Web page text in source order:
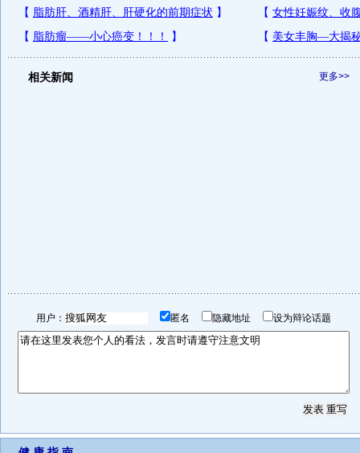
更多>>
相关新闻
用户： 匿名 隐藏地址 设为辩论话题